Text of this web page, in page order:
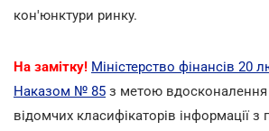
кон'юнктури ринку.
На замітку! Міністерство фінансів 20
Наказом № 85 з метою вдосконалення
відомчих класифікаторів інформації